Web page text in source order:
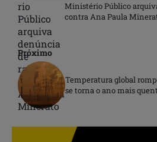
Ministério Público
contra Ana Paula
Próximo
Temperatura global
se torna o ano mais